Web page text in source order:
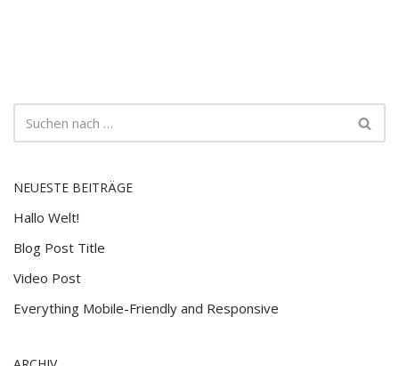
NEUESTE BEITRÄGE
Hallo Welt!
Blog Post Title
Video Post
Everything Mobile-Friendly and Responsive